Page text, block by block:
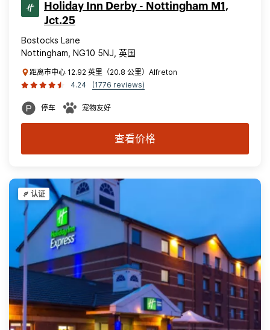
Holiday Inn Derby - Nottingham M1,
Jct.25
Bostocks Lane
Nottingham, NG10 5NJ, 英国
距离市中心 12.92 英里（20.8 公里）Alfreton
4.24
(1776 reviews)
停车 宠物友好
查看价格
认证